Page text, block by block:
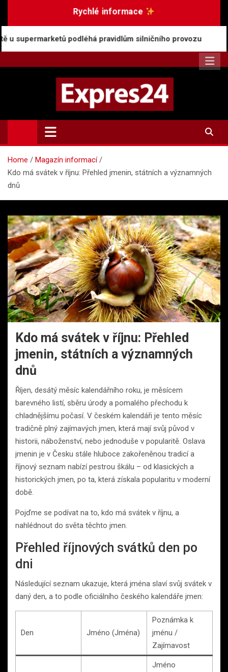
Rychlé informace
pravidlům silničního provozu Rostoucí
Expres24.cz
Rychlé zprávy po celý den
Home
Magazín informací
Kdo má svátek v říjnu: Přehled jmenin, státních a významných
dnů
Kdo má svátek v říjnu: Přehled
jmenin, státních a významných
dnů
Říjen, desátý měsíc kalendářního roku, je měsícem
barevného listí, sběru úrody a pomalého přechodu k
chladnějšímu počasí. V českém kalendáři je tento měsíc
tradičně plný zajímavých jmen, která mají svůj původ v
historii, náboženství, nebo jednoduše v popularitě. Oslava
jmenin je v Česku stále hluboce zakořeněnou tradicí a
říjnový seznam nabízí pestrou škálu – od klasických a
historických jmen, po ta, která získala popularitu v moderní
době.
Pojďme se podívat na to, kdo má svátek v říjnu, a
nahlédnout do světa těchto jmen.
Přehled říjnových svátků den po
dni
Následující seznam ukazuje, která jména slaví svůj svátek v
daný den, a to podle oficiálního českého kalendáře jmen:
Den Jméno (Jména)
Poznámka k
jménu /
Zajímavost
Jméno